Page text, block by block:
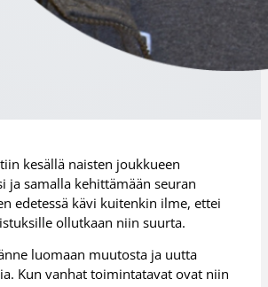
kesällä naisten joukkueen
ja samalla kehittämään seuran
edetessä kävi kuitenkin ilme, ettei
ollutkaan niin suurta.
luomaan muutosta ja uutta
Kun vanhat toimintatavat ovat niin